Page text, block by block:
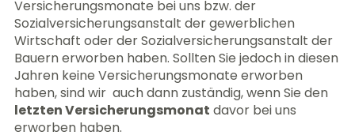
Versicherungsmonate bei uns bzw. der
Sozialversicherungsanstalt der gewerblichen
Wirtschaft oder der Sozialversicherungsanstalt der
Bauern erworben haben. Sollten Sie jedoch in diesen
Jahren keine Versicherungsmonate erworben
haben, sind wir auch dann zuständig, wenn Sie den
letzten Versicherungsmonat davor bei uns
erworben haben.